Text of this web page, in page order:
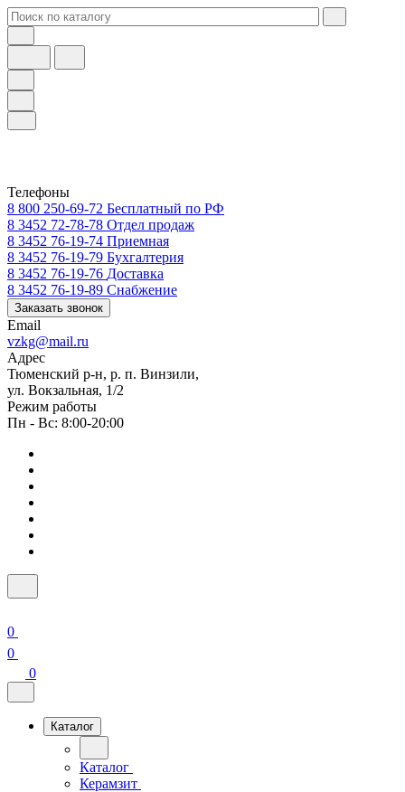
Телефоны
8 800 250-69-72 Бесплатный по РФ
8 3452 72-78-78 Отдел продаж
8 3452 76-19-74 Приемная
8 3452 76-19-79 Бухгалтерия
8 3452 76-19-76 Доставка
8 3452 76-19-89 Снабжение
Заказать звонок
Email
vzkg@mail.ru
Адрес
Тюменский р-н, р. п. Винзили,
ул. Вокзальная, 1/2
Режим работы
Пн - Вс: 8:00-20:00
0
0
0
Каталог
Каталог
Керамзит